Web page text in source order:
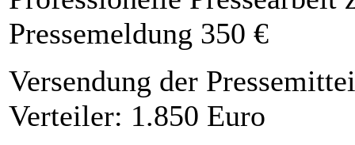
Pressemeldung 350 €
Versendung der
Verteiler: 1.850 Euro